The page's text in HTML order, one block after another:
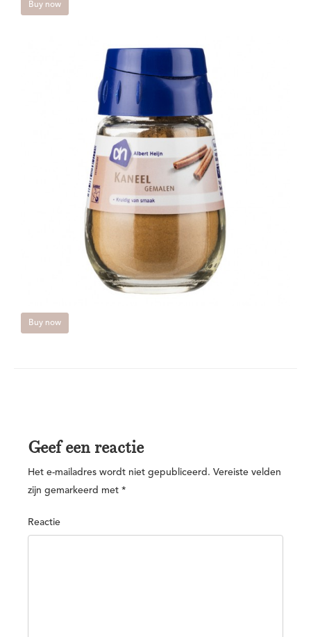
Buy now
Buy now
Geef een reactie
Het e-mailadres wordt niet gepubliceerd. Vereiste velden
zijn gemarkeerd met *
Reactie